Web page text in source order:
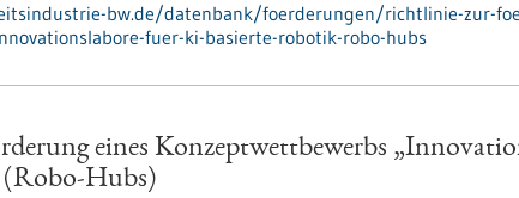
bw.de/datenbank/foerderungen/richtlinie-zur-
fuer-ki-basierte-robotik-robo-hubs
eines Konzeptwettbewerbs
(Robo-Hubs)